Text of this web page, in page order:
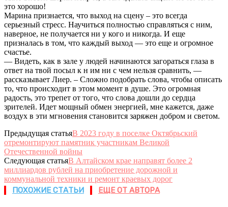
это хорошо!
Марина признается, что выход на сцену – это всегда
серьезный стресс. Научиться полностью справляться с ним,
наверное, не получается ни у кого и никогда. И еще
призналась в том, что каждый выход — это еще и огромное
счастье.
— Видеть, как в зале у людей начинаются загораться глаза в
ответ на твой посыл к н им ни с чем нельзя сравнить, —
рассказывает Лиер. – Сложно подобрать слова, чтобы описать
то, что происходит в этом момент в душе. Это огромная
радость, это трепет от того, что слова дошли до сердца
зрителей. Идет мощный обмен энергией, мне кажется, даже
воздух в эти мгновения становится заряжен добром и светом.
Предыдущая статьяВ 2023 году в поселке Октябрьский
отремонтируют памятник участникам Великой
Отечественной войны
Следующая статьяВ Алтайском крае направят более 2
миллиардов рублей на приобретение дорожной и
коммунальной техники и ремонт краевых дорог
ПОХОЖИЕ СТАТЬИ ЕЩЕ ОТ АВТОРА